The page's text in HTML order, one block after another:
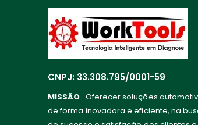
CNPJ: 33.308.795/0001-59
MISSÃO Oferecer soluções
de forma inovadora e eficiente, na